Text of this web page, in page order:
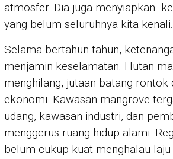
atmosfer. Dia juga menyiapkan
yang belum seluruhnya kita kenali.
Selama bertahun-tahun,
menjamin keselamatan. Hutan
menghilang, jutaan batang rontok
ekonomi. Kawasan mangrove
udang, kawasan industri, dan
menggerus ruang hidup alami.
belum cukup kuat menghalau laju